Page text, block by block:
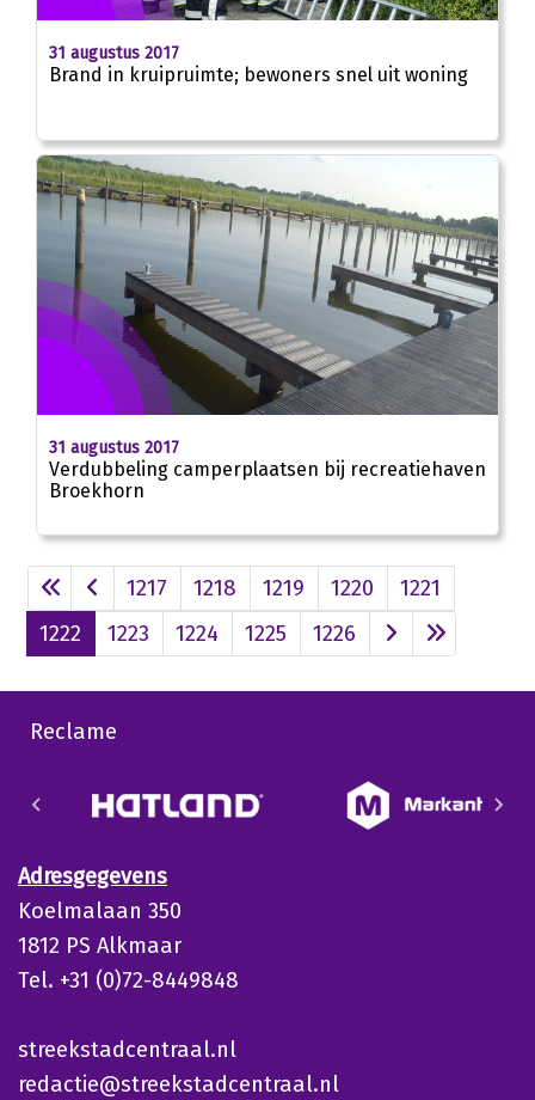
31 augustus 2017
Brand in kruipruimte; bewoners snel uit woning
31 augustus 2017
Verdubbeling camperplaatsen bij recreatiehaven
Broekhorn
1217 1218 1219 1220
1221
1222
1223 1224 1225 1226
Reclame
Adresgegevens
Koelmalaan 350
1812 PS Alkmaar
Tel. +31 (0)72-8449848
streekstadcentraal.nl
redactie@streekstadcentraal.nl